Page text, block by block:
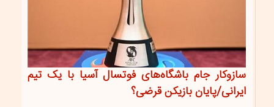
سازوکار جام باشگاه‌های فوتسال آسیا با یک تیم
ایرانی/پایان بازیکن قرضی؟